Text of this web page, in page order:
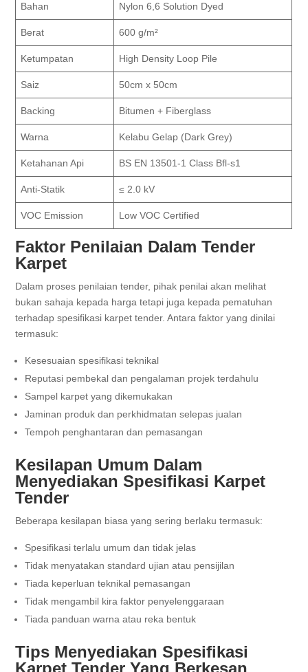
Bahan Nylon 6,6 Solution Dyed
Berat 600 g/m²
Ketumpatan High Density Loop Pile
Saiz 50cm x 50cm
Backing Bitumen + Fiberglass
Warna Kelabu Gelap (Dark Grey)
Ketahanan Api BS EN 13501-1 Class Bfl-s1
Anti-Statik ≤ 2.0 kV
VOC Emission Low VOC Certified
Faktor Penilaian Dalam Tender
Karpet
Dalam proses penilaian tender, pihak penilai akan melihat
bukan sahaja kepada harga tetapi juga kepada pematuhan
terhadap spesifikasi karpet tender. Antara faktor yang dinilai
termasuk:
Kesesuaian spesifikasi teknikal
Reputasi pembekal dan pengalaman projek terdahulu
Sampel karpet yang dikemukakan
Jaminan produk dan perkhidmatan selepas jualan
Tempoh penghantaran dan pemasangan
Kesilapan Umum Dalam
Menyediakan Spesifikasi Karpet
Tender
Beberapa kesilapan biasa yang sering berlaku termasuk:
Spesifikasi terlalu umum dan tidak jelas
Tidak menyatakan standard ujian atau pensijilan
Tiada keperluan teknikal pemasangan
Tidak mengambil kira faktor penyelenggaraan
Tiada panduan warna atau reka bentuk
Tips Menyediakan Spesifikasi
Karpet Tender Yang Berkesan